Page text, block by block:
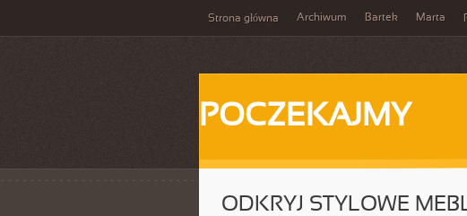
Strona główna Archiwum Bartek Marta
POCZEKAJMY
ODKRYJ STYLOWE